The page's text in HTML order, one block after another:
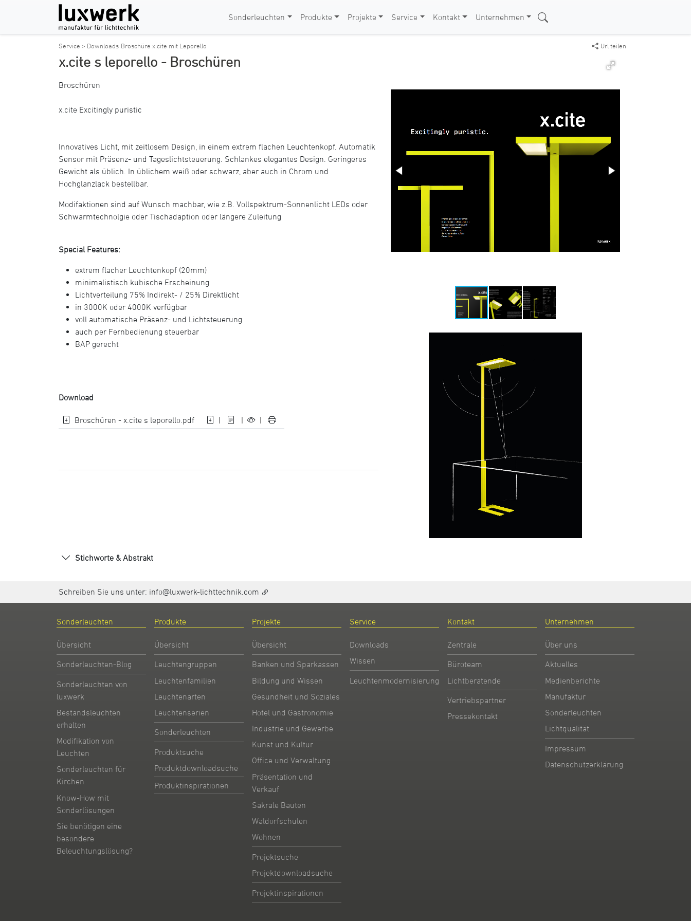
Sonderleuchten Produkte Projekte Service Kontakt Unternehmen
Service > Downloads Broschüre x.cite mit Leporello Url teilen
x.cite s leporello - Broschüren
Broschüren
x.cite Excitingly puristic
Innovatives Licht, mit zeitlosem Design, in einem extrem flachen Leuchtenkopf. Automatik
Sensor mit Präsenz- und Tageslichtsteuerung. Schlankes elegantes Design. Geringeres
Gewicht als üblich. In üblichem weiß oder schwarz, aber auch in Chrom und
Hochglanzlack bestellbar.
Modifaktionen sind auf Wunsch machbar, wie z.B. Vollspektrum-Sonnenlicht LEDs oder
Schwarmtechnolgie oder Tischadaption oder längere Zuleitung
Special Features:
extrem flacher Leuchtenkopf (20mm)
minimalistisch kubische Erscheinung
Lichtverteilung 75% Indirekt- / 25% Direktlicht
in 3000K oder 4000K verfügbar
voll automatische Präsenz- und Lichtsteuerung
auch per Fernbedienung steuerbar
BAP gerecht
Download
Broschüren - x.cite s leporello.pdf | | |
Stichworte & Abstrakt
Schreiben Sie uns unter: info@luxwerk-lichttechnik.com
Sonderleuchten
Übersicht
Sonderleuchten-Blog
Sonderleuchten von
luxwerk
Bestandsleuchten
erhalten
Modifikation von
Leuchten
Sonderleuchten für
Kirchen
Know-How mit
Sonderlösungen
Sie benötigen eine
besondere
Beleuchtungslösung?
Produkte
Übersicht
Leuchtengruppen
Leuchtenfamilien
Leuchtenarten
Leuchtenserien
Sonderleuchten
Produktsuche
Produktdownloadsuche
Produktinspirationen
Projekte
Übersicht
Banken und Sparkassen
Bildung und Wissen
Gesundheit und Soziales
Hotel und Gastronomie
Industrie und Gewerbe
Kunst und Kultur
Office und Verwaltung
Präsentation und
Verkauf
Sakrale Bauten
Waldorfschulen
Wohnen
Projektsuche
Projektdownloadsuche
Projektinspirationen
Service
Downloads
Wissen
Leuchtenmodernisierung
Kontakt
Zentrale
Büroteam
Lichtberatende
Vertriebspartner
Pressekontakt
Unternehmen
Über uns
Aktuelles
Medienberichte
Manufaktur
Sonderleuchten
Lichtqualität
Impressum
Datenschutzerklärung